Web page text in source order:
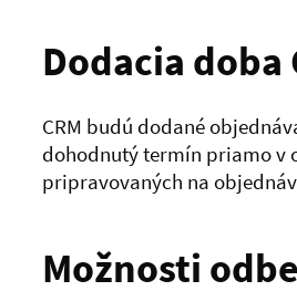
Dodacia doba
CRM budú dodané
dohodnutý termín priamo v
pripravovaných na
Možnosti